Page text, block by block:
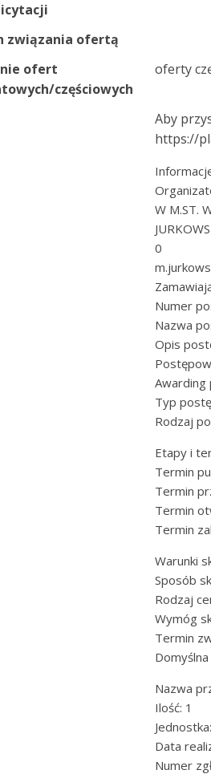
związania ofertą
ofert
częściowych
oferty
Aby
https://
W M.ST.
0
Numer
Nazwa
Opis
Typ
Rodzaj
Etapy i
Termin
Termin
Termin
Termin
Warunki
Sposób
Rodzaj
Wymóg
Termin
Nazwa
Ilość: 1
Data
Numer